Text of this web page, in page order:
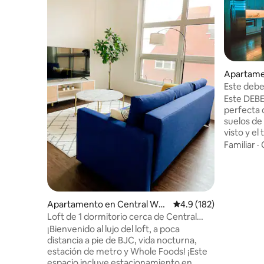
Apartamento en Central Wes
t End
Calificación promedio:
4.9 (182)
Loft de 1 dormitorio cerca de Central
West End, a pie de BJC
¡Bienvenido al lujo del loft, a poca
distancia a pie de BJC, vida nocturna,
estación de metro y Whole Foods! ¡Este
Este
Este
perfecta
suelos
visto y el
Familiar ·